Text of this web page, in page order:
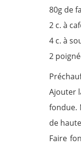
80g de
2 c. à
4 c. à
2
Ajouter
fondue.
de
Faire